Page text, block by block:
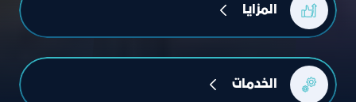
المزايا
الخدمات